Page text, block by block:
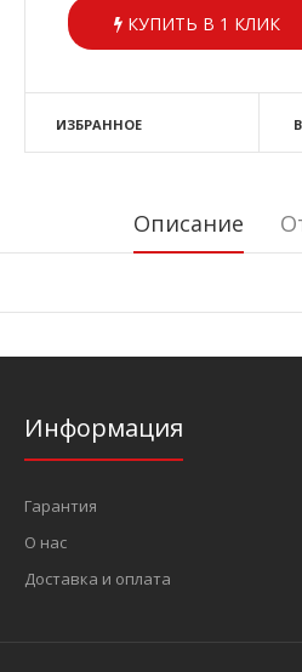
КУПИТЬ В 1 КЛИК
ИЗБРАННОЕ
Описание
Информация
Гарантия
О нас
Доставка и оплата